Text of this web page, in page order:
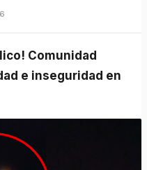
e inseguridad en